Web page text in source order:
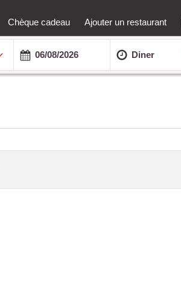
Chèque cadeau Ajouter un restaurant
Diner